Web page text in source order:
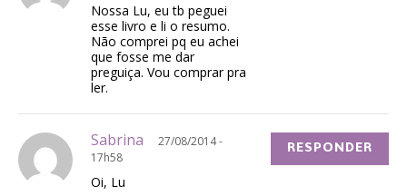
Nossa Lu, eu tb peguei
esse livro e li o resumo.
Não comprei pq eu achei
que fosse me dar
preguiça. Vou comprar pra
ler.
Sabrina
27/08/2014 -
17h58
Oi, Lu
RESPONDER